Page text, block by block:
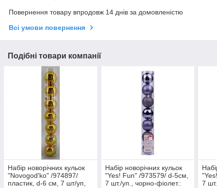
Повернення товару впродовж 14 днів за домовленістю
Всі умови повернення
Подібні товари компанії
Набір новорічних кульок
"Novogod'ko" /974897/
пластик, d-6 cм, 7 шт/уп,
Набір новорічних кульок
"Yes! Fun" /973579/ d-5см,
7 шт./уп., чорно-фіолет.:
7